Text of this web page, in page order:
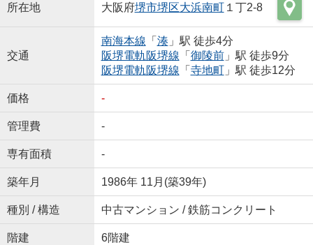
所在地 大阪府堺市堺区大浜南町１丁2-8
交通
南海本線 「 湊 」駅 徒歩4分
阪堺電軌阪堺線 「 御陵前」駅 徒歩9分
阪堺電軌阪堺線 「 寺地町」駅 徒歩12分
価格 -
管理費 -
専有面積 -
築年月 1986年 11月(築39年)
種別 / 構造 中古マンション / 鉄筋コンクリート
階建 6階建